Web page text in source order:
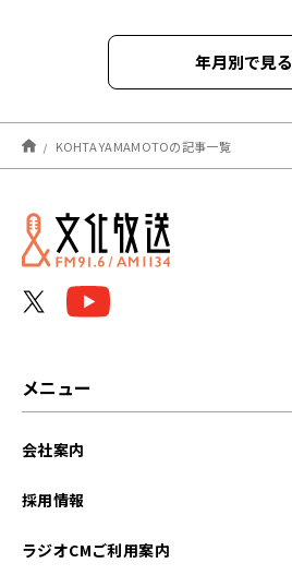
年月別で見る
2024年10月
KOHTA YAMAMOTOの記事一覧
メニュー
会社案内
採用情報
ラジオCMご利用案内